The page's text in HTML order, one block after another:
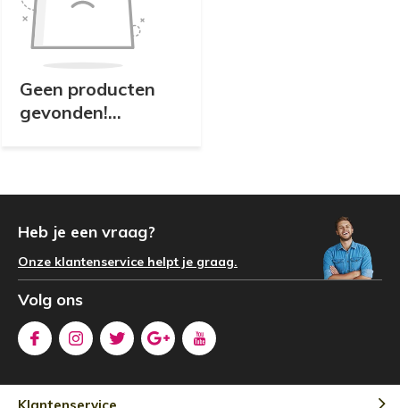
Geen producten
gevonden!...
Heb je een vraag?
Onze klantenservice helpt je graag.
Volg ons